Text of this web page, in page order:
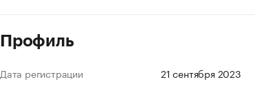
Профиль
Дата регистрации
21 сентября 2023